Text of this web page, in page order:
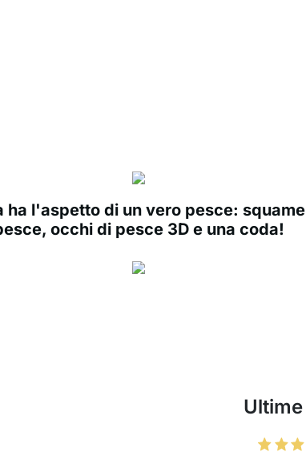
ha l'aspetto di un vero pesce:
occhi di pesce 3D e una coda!